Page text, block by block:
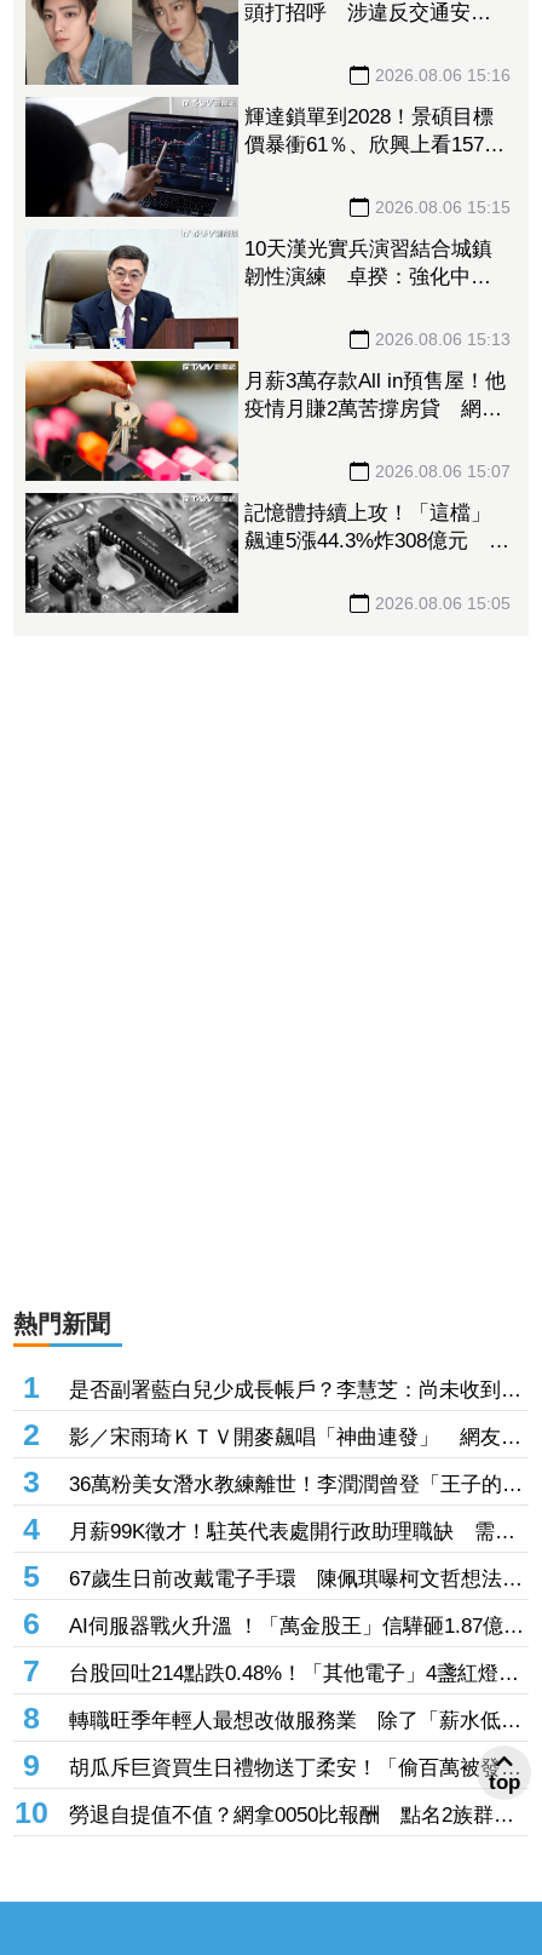
頭打招呼 涉違反交通安全
2026.08.06 15:16
輝達鎖單到2028！景碩目標
價暴衝61％、欣興上看1575
2026.08.06 15:15
10天漢光實兵演習結合城鎮
韌性演練 卓揆：強化中
2026.08.06 15:13
月薪3萬存款All in預售屋！他
疫情月賺2萬苦撐房貸 網
2026.08.06 15:07
記憶體持續上攻！「這檔」
飆連5漲44.3%炸308億元 南
2026.08.06 15:05
熱門新聞
1
是否副署藍白兒少成長帳戶？李慧芝：尚未收到三
讀咨文
2
影／宋雨琦ＫＴＶ開麥飆唱「神曲連發」 網友全
跪喊：不愧是高能量小狗！
3
36萬粉美女潛水教練離世！李潤潤曾登「王子的約
會」組超夯高顏值CP 昔日畫面曝光
4
月薪99K徵才！駐英代表處開行政助理職缺 需符
合「這些條件」網傻眼：是在請實習？
5
67歲生日前改戴電子手環 陳佩琪曝柯文哲想法：
生活沒差，只是更羞辱更強
6
AI伺服器戰火升溫 ！「萬金股王」信驊砸1.87億入
股M31 股價飆近半根炸53.06億成交額
7
台股回吐214點跌0.48%！「其他電子」4盞紅燈籠
高掛 金融業成提款機挫逾2%
8
轉職旺季年輕人最想改做服務業 除了「薪水低」
上班族轉職還有這些原因
9
胡瓜斥巨資買生日禮物送丁柔安！「偷百萬被發
現」 慘遭本人抓包
10
勞退自提值不值？網拿0050比報酬 點名2族群最
有感：節稅效果佳
top